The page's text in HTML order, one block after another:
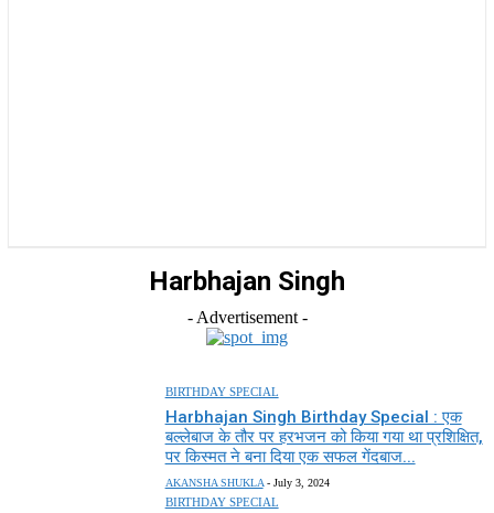
Harbhajan Singh
- Advertisement -
BIRTHDAY SPECIAL
Harbhajan Singh Birthday Special : एक
बल्लेबाज के तौर पर हरभजन को किया गया था प्रशिक्षित,
पर किस्मत ने बना दिया एक सफल गेंदबाज...
AKANSHA SHUKLA - July 3, 2024
BIRTHDAY SPECIAL